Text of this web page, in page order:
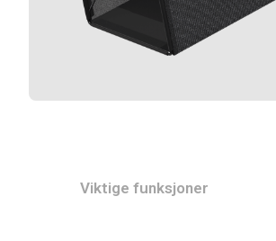
Viktige funksjoner